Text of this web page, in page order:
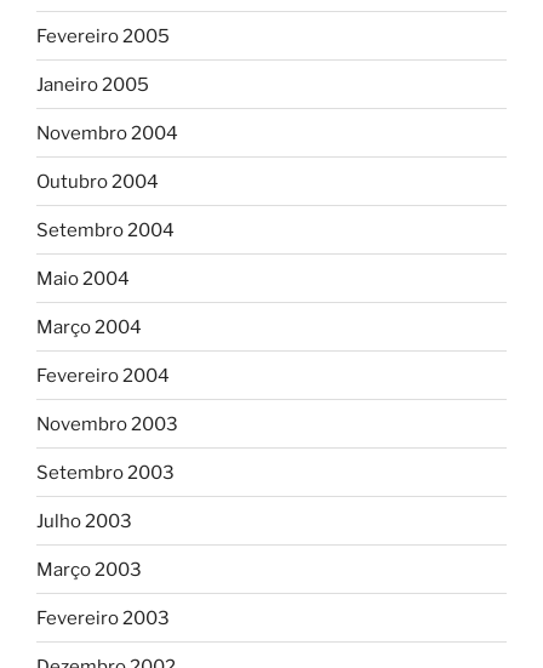
Fevereiro 2005
Janeiro 2005
Novembro 2004
Outubro 2004
Setembro 2004
Maio 2004
Março 2004
Fevereiro 2004
Novembro 2003
Setembro 2003
Julho 2003
Março 2003
Fevereiro 2003